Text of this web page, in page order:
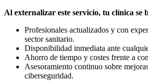
Al externalizar este servicio, tu clínica se
Profesionales actualizados y con
sector sanitario.
Disponibilidad inmediata ante
Ahorro de tiempo y costes frente a
Asesoramiento continuo sobre
ciberseguridad.